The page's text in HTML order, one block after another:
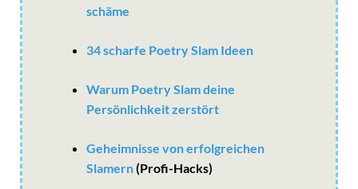
schäme
34 scharfe Poetry Slam Ideen
Warum Poetry Slam deine
Persönlichkeit zerstört
Geheimnisse von erfolgreichen
Slamern(Profi-Hacks)